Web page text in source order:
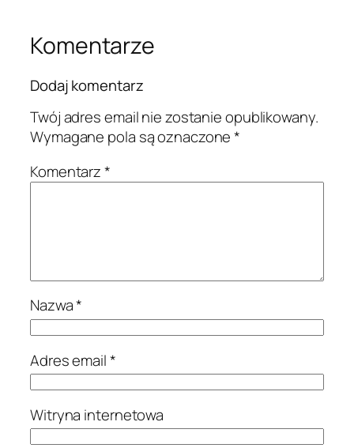
Komentarze
Dodaj komentarz
Twój adres email nie zostanie opublikowany.
Wymagane pola są oznaczone*
Komentarz*
Nazwa*
Adres email*
Witryna internetowa